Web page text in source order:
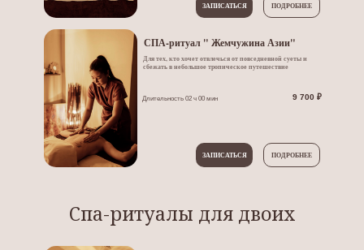
ЗАПИСАТЬСЯ ПОДРОБНЕЕ
СПА-ритуал " Жемчужина Азии"
Для тех, кто хочет отвлечься от повседневной суеты и
сбежать в небольшое тропическое путешествие
Длительность 02 ч 00 мин 9 700 ₽
ЗАПИСАТЬСЯ ПОДРОБНЕЕ
Спа-ритуалы для двоих